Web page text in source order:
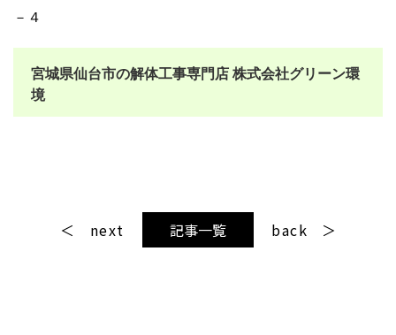
－４
宮城県仙台市の解体工事専門店 株式会社グリーン環
境
next 記事一覧 back